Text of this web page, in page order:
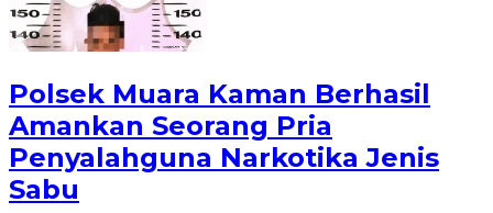
Polsek Muara Kaman Berhasil
Amankan Seorang Pria
Penyalahguna Narkotika Jenis
Sabu